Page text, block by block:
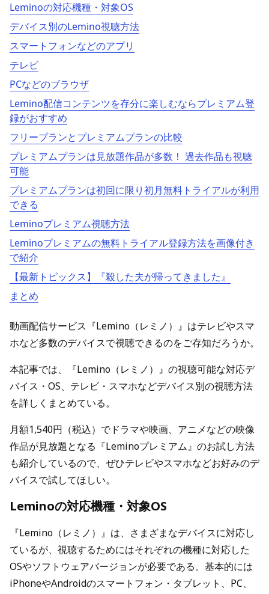
Leminoの対応機種・対象OS
デバイス別のLemino視聴方法
スマートフォンなどのアプリ
テレビ
PCなどのブラウザ
Lemino配信コンテンツを存分に楽しむならプレミアム登
録がおすすめ
フリープランとプレミアムプランの比較
プレミアムプランは見放題作品が多数！ 過去作品も視聴
可能
プレミアムプランは初回に限り初月無料トライアルが利用
できる
Leminoプレミアム視聴方法
Leminoプレミアムの無料トライアル登録方法を画像付き
で紹介
【最新トピックス】『殺した夫が帰ってきました』
まとめ
動画配信サービス『Lemino（レミノ）』はテレビやスマ
ホなど多数のデバイスで視聴できるのをご存知だろうか。
本記事では、『Lemino（レミノ）』の視聴可能な対応デ
バイス・OS、テレビ・スマホなどデバイス別の視聴方法
を詳しくまとめている。
月額1,540円（税込）でドラマや映画、アニメなどの映像
作品が見放題となる『Leminoプレミアム』のお試し方法
も紹介しているので、ぜひテレビやスマホなどお好みのデ
バイスで試してほしい。
Leminoの対応機種・対象OS
『Lemino（レミノ）』は、さまざまなデバイスに対応し
ているが、視聴するためにはそれぞれの機種に対応した
OSやソフトウェアバージョンが必要である。基本的には
iPhoneやAndroidのスマートフォン・タブレット、PC、